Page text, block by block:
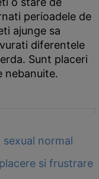
perioadele de
ajunge sa
diferentele
Sunt placeri
nebanuite.
normal
si frustrare